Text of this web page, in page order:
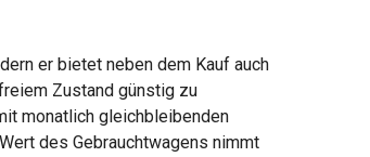
er bietet neben dem Kauf auch
Zustand günstig zu
monatlich gleichbleibenden
des Gebrauchtwagens nimmt